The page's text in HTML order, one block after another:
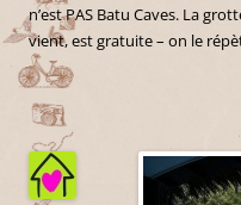
n’est PAS Batu Caves. La
vient, est gratuite – on le